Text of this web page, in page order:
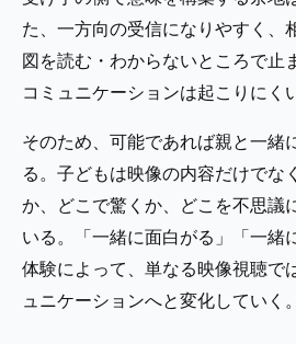
た、一方向の受信になりやすく、
図を読む・わからないところで止
コミュニケーションは起こりにくい
そのため、可能であれば親と一緒
る。子どもは映像の内容だけでな
か、どこで驚くか、どこを不思議
いる。「一緒に面白がる」「一緒
体験によって、単なる映像視聴で
ュニケーションへと変化していく。